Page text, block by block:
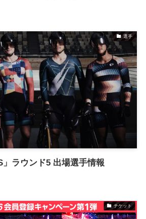
選手
」ラウンド5 出場選手情報
チケット